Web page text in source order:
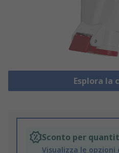
Esplora la
Sconto per
Visualizza le opzioni